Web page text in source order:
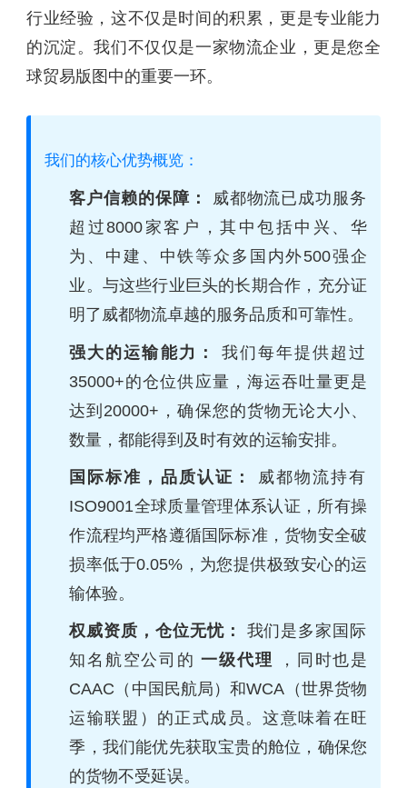
行业经验，这不仅是时间的积累，更是专业能力
的沉淀。我们不仅仅是一家物流企业，更是您全
球贸易版图中的重要一环。
我们的核心优势概览：
客户信赖的保障： 威都物流已成功服务
超过8000家客户，其中包括中兴、华
为、中建、中铁等众多国内外500强企
业。与这些行业巨头的长期合作，充分证
明了威都物流卓越的服务品质和可靠性。
强大的运输能力： 我们每年提供超过
35000+的仓位供应量，海运吞吐量更是
达到20000+，确保您的货物无论大小、
数量，都能得到及时有效的运输安排。
国际标准，品质认证：
威都物流持有
ISO9001全球质量管理体系认证，所有操
作流程均严格遵循国际标准，货物安全破
损率低于0.05%，为您提供极致安心的运
输体验。
权威资质，仓位无忧： 我们是多家国际
知名航空公司的一级代理
，同时也是
CAAC（中国民航局）和WCA（世界货物
运输联盟）的正式成员。这意味着在旺
季，我们能优先获取宝贵的舱位，确保您
的货物不受延误。